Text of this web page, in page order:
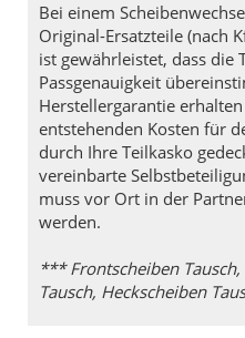
Bei einem
Original-Ersatzteile (nach
ist gewährleistet, dass die
Passgenauigkeit
Herstellergarantie
entstehenden Kosten für
durch Ihre Teilkasko
vereinbarte
muss vor Ort in der
werden.
*** Frontscheiben
Tausch, Heckscheiben